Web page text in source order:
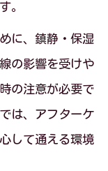
。
に、鎮静・保湿
の影響を受けや
の注意が必要で
は、アフターケ
して通える環境